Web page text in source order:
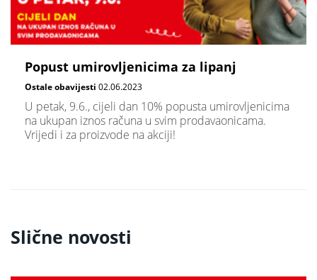
Popust umirovljenicima za lipanj
Ostale obavijesti 02.06.2023
U petak, 9.6., cijeli dan 10% popusta umirovljenicima
na ukupan iznos računa u svim prodavaonicama.
Vrijedi i za proizvode na akciji!
Slične novosti